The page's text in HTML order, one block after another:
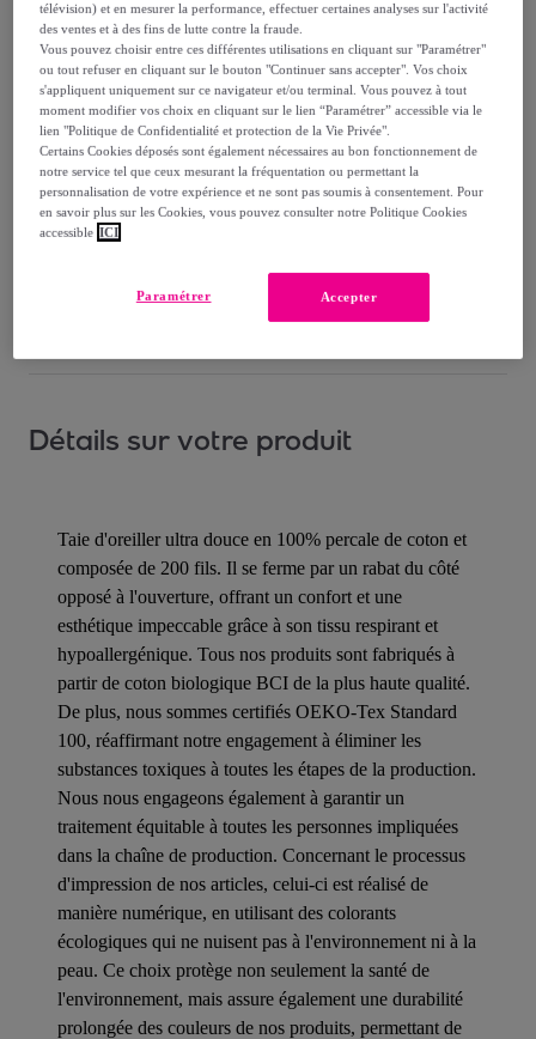
Livraison
Livraison à partir de5,95 €
Offerte par la marque dès 60 € d'achat
Livraison estimée: entre le 12/08
Comment ça marche ?
Détails sur votre produit
Taie d'oreiller ultra douce en 100% percale de coton et
composée de 200 fils. Il se ferme par un rabat du côté
opposé à l'ouverture, offrant un confort et une
esthétique impeccable grâce à son tissu respirant et
hypoallergénique. Tous nos produits sont fabriqués à
partir de coton biologique BCI de la plus haute qualité.
De plus, nous sommes certifiés OEKO-Tex Standard
100, réaffirmant notre engagement à éliminer les
substances toxiques à toutes les étapes de la production.
Nous nous engageons également à garantir un
traitement équitable à toutes les personnes impliquées
dans la chaîne de production. Concernant le processus
d'impression de nos articles, celui-ci est réalisé de
manière numérique, en utilisant des colorants
écologiques qui ne nuisent pas à l'environnement ni à la
peau. Ce choix protège non seulement la santé de
l'environnement, mais assure également une durabilité
prolongée des couleurs de nos produits, permettant de
télévision) et en mesurer la performance, effectuer certaines analyses sur l'activité
des ventes et à des fins de lutte contre la fraude.
Vous pouvez choisir entre ces différentes utilisations en cliquant sur "Paramétrer"
ou tout refuser en cliquant sur le bouton "Continuer sans accepter". Vos choix
s'appliquent uniquement sur ce navigateur et/ou terminal. Vous pouvez à tout
moment modifier vos choix en cliquant sur le lien “Paramétrer” accessible via le
lien "Politique de Confidentialité et protection de la Vie Privée".
Certains Cookies déposés sont également nécessaires au bon fonctionnement de
notre service tel que ceux mesurant la fréquentation ou permettant la
personnalisation de votre expérience et ne sont pas soumis à consentement. Pour
en savoir plus sur les Cookies, vous pouvez consulter notre Politique Cookies
accessible ICI
Accepter
Paramétrer